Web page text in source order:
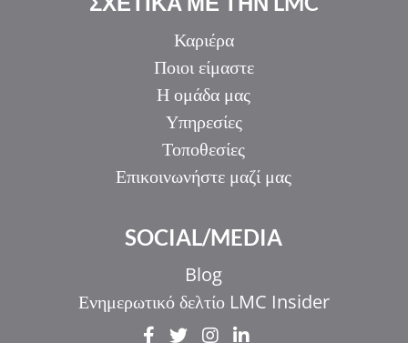
Καριέρα
Ποιοι είμαστε
Η ομάδα μας
Υπηρεσίες
Τοποθεσίες
Επικοινωνήστε μαζί μας
SOCIAL/MEDIA
Blog
Ενημερωτικό δελτίο LMC Insider